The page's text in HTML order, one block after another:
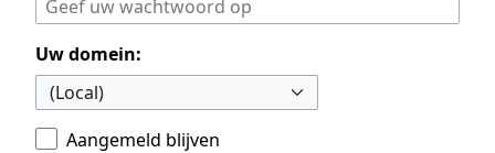
Uw domein:
Aangemeld blijven